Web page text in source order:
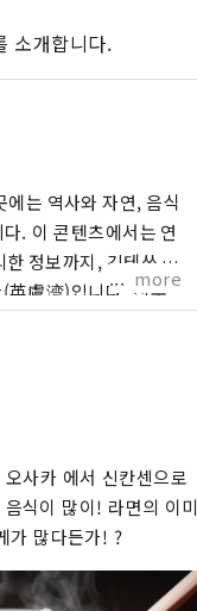
소개합니다.
는 역사와 자연, 음식
. 이 콘텐츠에서는 연
정보까지, 긴테쓰 연
(英虞湾)입니다. 진주
속을 천천히 즐길
more
사카 에서 신칸센으로
식이 많이! 라면의 이미
가 많다든가! ?